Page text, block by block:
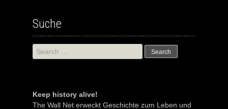
Suche
Search
for:
Keep history alive!
The Wall Net erweckt Geschichte zum Leben und